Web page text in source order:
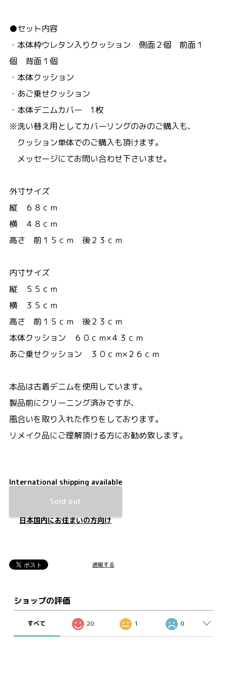
●セット内容
・本体枠ウレタン入りクッション 側面２個 前面１
個 背面１個
・本体クッション
・あご乗せクッション
・本体デニムカバー 1枚
※洗い替え用としてカバーリングのみのご購入も、
クッション単体でのご購入も頂けます。
メッセージにてお問い合わせ下さいませ。
外寸サイズ
縦 ６８ｃｍ
横 ４８ｃｍ
高さ 前１５ｃｍ 後２３ｃｍ
内寸サイズ
縦 ５５ｃｍ
横 ３５ｃｍ
高さ 前１５ｃｍ 後２３ｃｍ
本体クッション ６０ｃｍ×４３ｃｍ
あご乗せクッション ３０ｃｍ×２６ｃｍ
本品は古着デニムを使用しています。
製品前にクリーニング済みですが、
風合いを取り入れた作りをしております。
リメイク品にご理解頂ける方にお勧め致します。
International shipping available
Sold out
日本国内にお住まいの方向け
通報する
ショップの評価
すべて 20 1 0